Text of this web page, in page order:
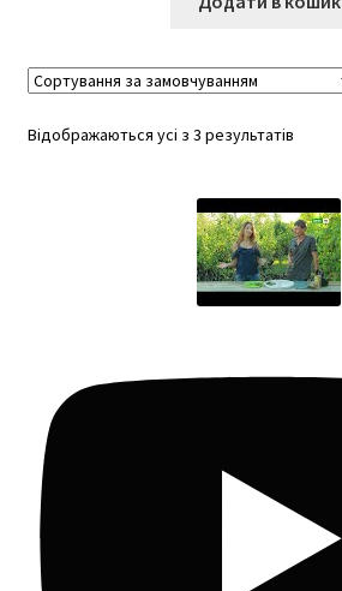
Відображаються усі з 3 результатів